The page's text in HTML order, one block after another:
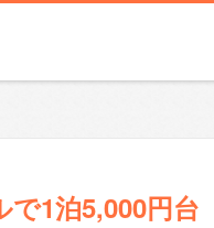
1泊5,000円台